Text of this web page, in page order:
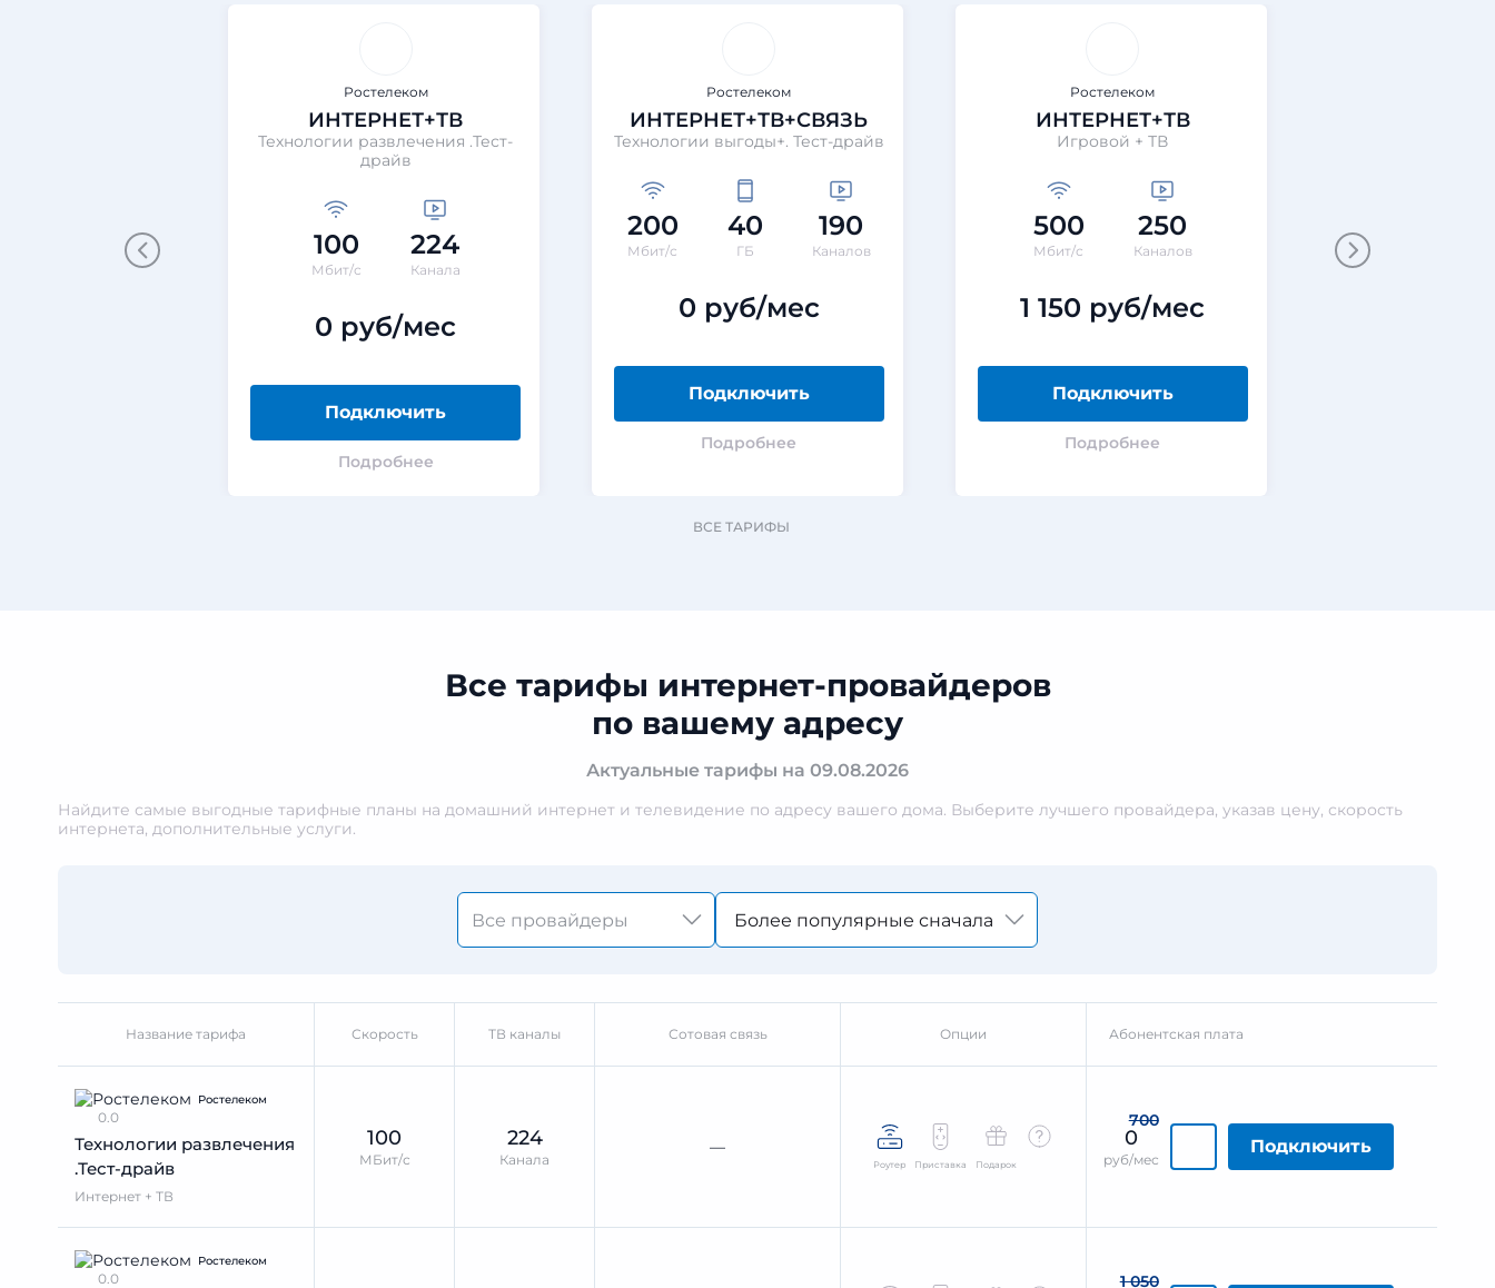
Ростелеком
ИНТЕРНЕТ+ТВ
Технологии развлечения .Тест-
драйв
100
Мбит/с
224
Канала
0 руб/мес
Подключить
Подробнее
Ростелеком
ИНТЕРНЕТ+ТВ+СВЯЗЬ
Технологии выгоды+. Тест-драйв
200
Мбит/с
40
ГБ
190
Каналов
0 руб/мес
Подключить
Подробнее
Ростелеком
ИНТЕРНЕТ+ТВ
Игровой + ТВ
500
Мбит/с
250
Каналов
1 150 руб/мес
Подключить
Подробнее
200
Мбит/с
ВСЕ ТАРИФЫ
Все тарифы интернет-провайдеров
по вашему адресу
Актуальные тарифы на 09.08.2026
Найдите самые выгодные тарифные планы на домашний интернет и телевидение по адресу вашего дома. Выберите лучшего провайдера, указав цену, скорость
интернета, дополнительные услуги.
Более популярные сначала
Название тарифа Скорость ТВ каналы Сотовая связь Опции Абонентская плата
Ростелеком
0.0
Технологии развлечения
.Тест-драйв
Интернет + ТВ
100
МБит/с
224
Канала
—
Роутер Приставка Подарок
700
0
руб/мес
Подключить
Ростелеком
0.0 1 050